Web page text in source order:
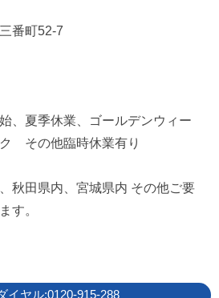
番町52-7
、夏季休業、ゴールデンウィー
その他臨時休業有り
秋田県内、宮城県内 その他ご要
す。
イヤル:0120-915-288